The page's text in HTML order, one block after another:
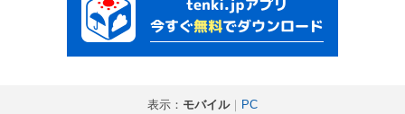
表示： モバイル｜ PC